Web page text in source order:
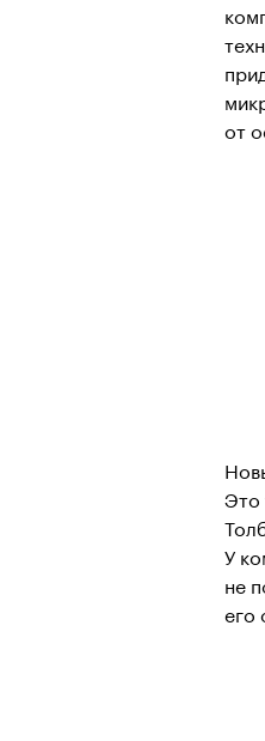
от
Это
У
не
его